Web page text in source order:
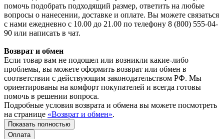
помочь подобрать подходящий размер, ответить на любые
вопросы о нанесении, доставке и оплате. Вы можете связаться
с нами ежедневно с 10.00 до 21.00 по телефону 8 (800) 555-04-
90 или написать в чат.
Возврат и обмен
Если товар вам не подошел или возникли какие-либо
проблемы, вы можете оформить возврат или обмен в
соответствии с действующим законодательством РФ. Мы
ориентированы на комфорт покупателей и всегда готовы
помочь в решении вопроса.
Подробные условия возврата и обмена вы можете посмотреть
на странице «Возврат и обмен».
Показать полностью
Оплата